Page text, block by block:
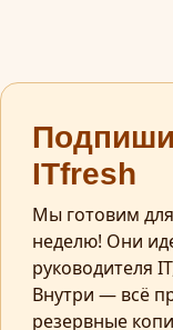
ITfresh
Мы готовим
неделю! Они
руководителя
Внутри — всё
резервные